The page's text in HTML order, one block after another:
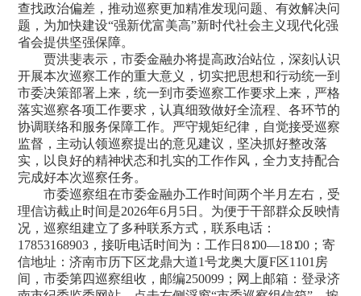
查找政治偏差，推动巡察更加精准发现问题、有效解决问
题，为加快建设“强新优富美高”新时代社会主义现代化强
省会提供坚强保障。
贾洪斐表示，市委金融办将提高政治站位，深刻认识
开展本次巡察工作的重大意义，切实把思想和行动统一到
市委决策部署上来，统一到市委巡察工作要求上来，严格
落实巡察各项工作要求，认真细致做好全流程、各环节的
协调联络和服务保障工作。严守规矩纪律，自觉接受巡察
监督，主动认领巡察提出的意见建议，坚决抓好整改落
实，以良好的精神状态和扎实的工作作风，全力支持配合
完成好本次巡察任务。
市委巡察组在市委金融办工作时间两个半月左右，受
理信访截止时间是2026年6月5日。为便于干部群众反映情
况，巡察组建立了多种联系方式，联系电话：
17853168903，接听电话时间为：工作日8∶00—18∶00；寄
信地址：济南市历下区龙鼎大道1号龙奥大厦F区1101房
间，市委第四巡察组收，邮编250099；网上邮箱：登录济